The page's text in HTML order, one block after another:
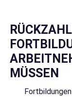
MÜSSEN